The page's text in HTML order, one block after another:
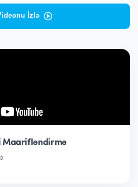
İzlə
Maarifləndirmə